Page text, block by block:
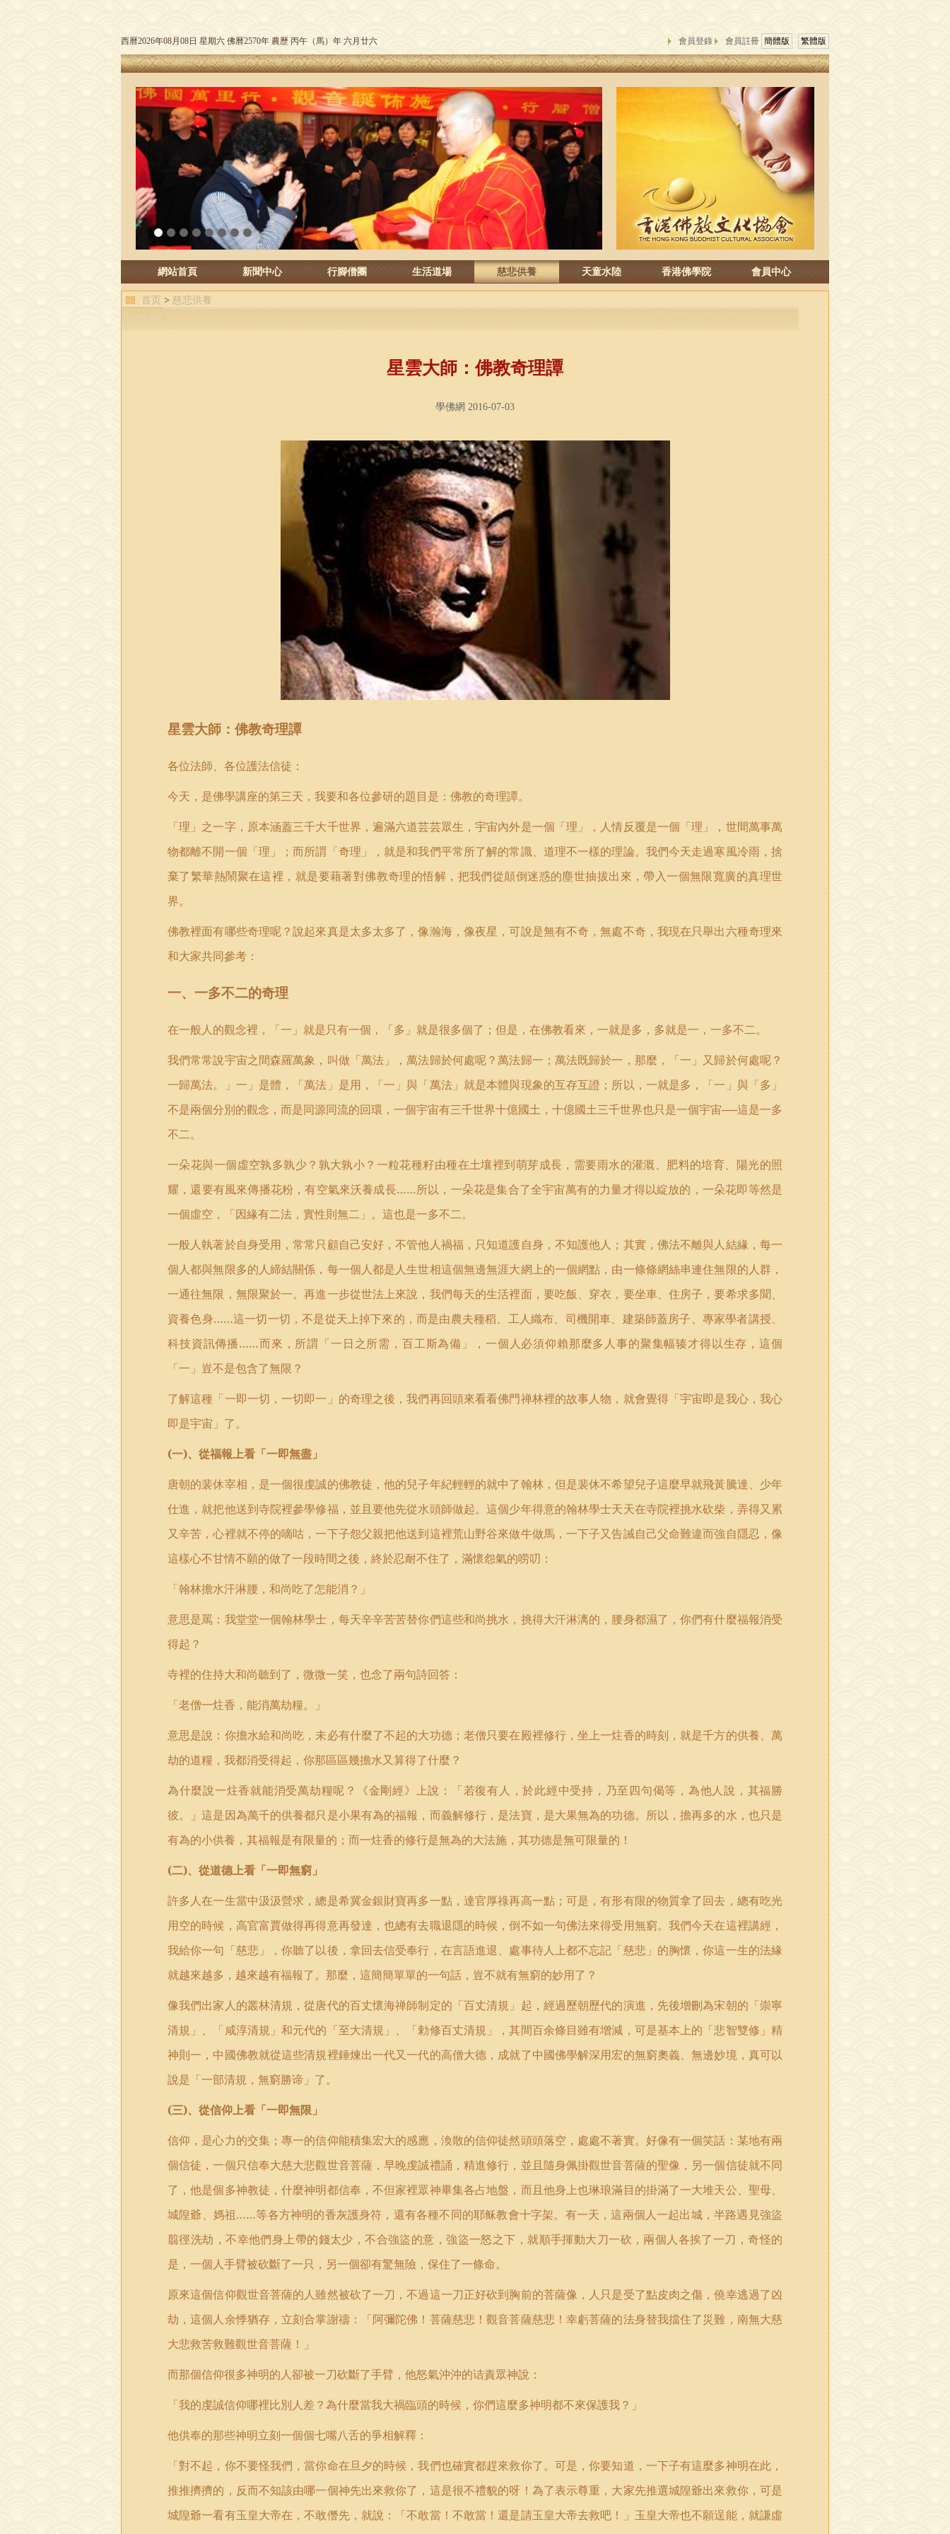
西曆2026年08月08日 星期六 佛曆2570年 農歷 丙午（馬）年 六月廿六 會員登錄 會員註冊 簡體版 繁體版
3 4 5 6 7 8
網站首頁 新聞中心 行腳僧團 生活道場 慈悲供養 天童水陸 香港佛學院 會員中心
首页 > 慈悲供養
星雲大師：佛教奇理譚
學佛網 2016-07-03
星雲大師：佛教奇理譚
各位法師、各位護法信徒：
今天，是佛學講座的第三天，我要和各位參研的題目是：佛教的奇理譚。
「理」之一字，原本涵蓋三千大千世界，遍滿六道芸芸眾生，宇宙內外是一個「理」，人情反覆是一個「理」，世間萬事萬
物都離不開一個「理」；而所謂「奇理」，就是和我們平常所了解的常識、道理不一樣的理論。我們今天走過寒風冷雨，捨
棄了繁華熱鬧聚在這裡，就是要藉著對佛教奇理的悟解，把我們從顛倒迷惑的塵世抽拔出來，帶入一個無限寬廣的真理世
界。
佛教裡面有哪些奇理呢？說起來真是太多太多了，像瀚海，像夜星，可說是無有不奇，無處不奇，我現在只舉出六種奇理來
和大家共同參考：
一、一多不二的奇理
在一般人的觀念裡，「一」就是只有一個，「多」就是很多個了；但是，在佛教看來，一就是多，多就是一，一多不二。
我們常常說宇宙之間森羅萬象，叫做「萬法」，萬法歸於何處呢？萬法歸一；萬法既歸於一，那麼，「一」又歸於何處呢？
一歸萬法。」一」是體，「萬法」是用，「一」與「萬法」就是本體與現象的互存互證；所以，一就是多，「一」與「多」
不是兩個分別的觀念，而是同源同流的回環，一個宇宙有三千世界十億國土，十億國土三千世界也只是一個宇宙──這是一多
不二。
一朵花與一個虛空孰多孰少？孰大孰小？一粒花種籽由種在土壤裡到萌芽成長，需要雨水的灌溉、肥料的培育、陽光的照
耀，還要有風來傳播花粉，有空氣來沃養成長……所以，一朵花是集合了全宇宙萬有的力量才得以綻放的，一朵花即等然是
一個虛空，「因緣有二法，實性則無二」。這也是一多不二。
一般人執著於自身受用，常常只顧自己安好，不管他人禍福，只知道護自身，不知護他人；其實，佛法不離與人結緣，每一
個人都與無限多的人締結關係，每一個人都是人生世相這個無邊無涯大網上的一個網點，由一條條網絲串連住無限的人群，
一通往無限，無限聚於一。再進一步從世法上來說，我們每天的生活裡面，要吃飯、穿衣，要坐車、住房子，要希求多聞、
資養色身……這一切一切，不是從天上掉下來的，而是由農夫種稻、工人織布、司機開車、建築師蓋房子、專家學者講授、
科技資訊傳播……而來，所謂「一日之所需，百工斯為備」，一個人必須仰賴那麼多人事的聚集幅辏才得以生存，這個
「一」豈不是包含了無限？
了解這種「一即一切，一切即一」的奇理之後，我們再回頭來看看佛門禅林裡的故事人物，就會覺得「宇宙即是我心，我心
即是宇宙」了。
(一)、從福報上看「一即無盡」
唐朝的裴休宰相，是一個很虔誠的佛教徒，他的兒子年紀輕輕的就中了翰林，但是裴休不希望兒子這麼早就飛黃騰達、少年
仕進，就把他送到寺院裡參學修福，並且要他先從水頭師做起。這個少年得意的翰林學士天天在寺院裡挑水砍柴，弄得又累
又辛苦，心裡就不停的嘀咕，一下子怨父親把他送到這裡荒山野谷來做牛做馬，一下子又告誡自己父命難違而強自隱忍，像
這樣心不甘情不願的做了一段時間之後，終於忍耐不住了，滿懷怨氣的唠叨：
「翰林擔水汗淋腰，和尚吃了怎能消？」
意思是罵：我堂堂一個翰林學士，每天辛辛苦苦替你們這些和尚挑水，挑得大汗淋漓的，腰身都濕了，你們有什麼福報消受
得起？
寺裡的住持大和尚聽到了，微微一笑，也念了兩句詩回答：
「老僧一炷香，能消萬劫糧。」
意思是說：你擔水給和尚吃，未必有什麼了不起的大功德；老僧只要在殿裡修行，坐上一炷香的時刻，就是千方的供養、萬
劫的道糧，我都消受得起，你那區區幾擔水又算得了什麼？
為什麼說一炷香就能消受萬劫糧呢？《金剛經》上說：「若復有人，於此經中受持，乃至四句偈等，為他人說，其福勝
彼。」這是因為萬千的供養都只是小果有為的福報，而義解修行，是法寶，是大果無為的功德。所以，擔再多的水，也只是
有為的小供養，其福報是有限量的；而一炷香的修行是無為的大法施，其功德是無可限量的！
(二)、從道德上看「一即無窮」
許多人在一生當中汲汲營求，總是希冀金銀財寶再多一點，達官厚祿再高一點；可是，有形有限的物質拿了回去，總有吃光
用空的時候，高官富賈做得再得意再發達，也總有去職退隱的時候，倒不如一句佛法來得受用無窮。我們今天在這裡講經，
我給你一句「慈悲」，你聽了以後，拿回去信受奉行，在言語進退、處事待人上都不忘記「慈悲」的胸懷，你這一生的法緣
就越來越多，越來越有福報了。那麼，這簡簡單單的一句話，豈不就有無窮的妙用了？
像我們出家人的叢林清規，從唐代的百丈懷海禅師制定的「百丈清規」起，經過歷朝歷代的演進，先後增刪為宋朝的「崇寧
清規」、「咸淳清規」和元代的「至大清規」、「勅修百丈清規」，其間百余條目雖有增減，可是基本上的「悲智雙修」精
神則一，中國佛教就從這些清規裡錘煉出一代又一代的高僧大德，成就了中國佛學解深用宏的無窮奧義、無邊妙境，真可以
說是「一部清規，無窮勝谛」了。
(三)、從信仰上看「一即無限」
信仰，是心力的交集；專一的信仰能積集宏大的感應，渙散的信仰徒然頭頭落空，處處不著實。好像有一個笑話：某地有兩
個信徒，一個只信奉大慈大悲觀世音菩薩，早晚虔誠禮誦，精進修行，並且隨身佩掛觀世音菩薩的聖像，另一個信徒就不同
了，他是個多神教徒，什麼神明都信奉，不但家裡眾神畢集各占地盤，而且他身上也琳琅滿目的掛滿了一大堆天公、聖母、
城隍爺、媽祖……等各方神明的香灰護身符，還有各種不同的耶稣教會十字架。有一天，這兩個人一起出城，半路遇見強盜
翦徑洗劫，不幸他們身上帶的錢太少，不合強盜的意，強盜一怒之下，就順手揮動大刀一砍，兩個人各挨了一刀，奇怪的
是，一個人手臂被砍斷了一只，另一個卻有驚無險，保住了一條命。
原來這個信仰觀世音菩薩的人雖然被砍了一刀，不過這一刀正好砍到胸前的菩薩像，人只是受了點皮肉之傷，僥幸逃過了凶
劫，這個人余悸猶存，立刻合掌謝禱：「阿彌陀佛！菩薩慈悲！觀音菩薩慈悲！幸虧菩薩的法身替我擋住了災難，南無大慈
大悲救苦救難觀世音菩薩！」
而那個信仰很多神明的人卻被一刀砍斷了手臂，他怒氣沖沖的诘責眾神說：
「我的虔誠信仰哪裡比別人差？為什麼當我大禍臨頭的時候，你們這麼多神明都不來保護我？」
他供奉的那些神明立刻一個個七嘴八舌的爭相解釋：
「對不起，你不要怪我們，當你命在旦夕的時候，我們也確實都趕來救你了。可是，你要知道，一下子有這麼多神明在此，
推推擠擠的，反而不知該由哪一個神先出來救你了，這是很不禮貌的呀！為了表示尊重，大家先推選城隍爺出來救你，可是
城隍爺一看有玉皇大帝在，不敢僭先，就說：「不敢當！不敢當！還是請玉皇大帝去救吧！」玉皇大帝也不願逞能，就謙虛